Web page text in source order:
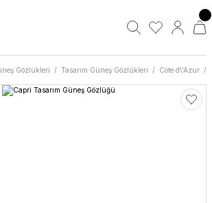
Gözlükleri Tasarım Güneş Gözlükleri Cote d\'Azur